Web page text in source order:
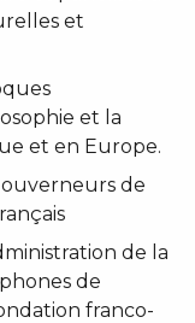
et
et la
et en Europe.
de
de la
de
franco-